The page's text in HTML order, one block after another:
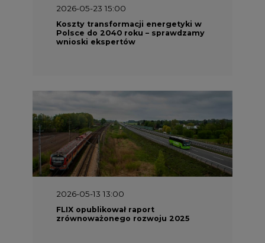
2026-05-23 15:00
Koszty transformacji energetyki w
Polsce do 2040 roku – sprawdzamy
wnioski ekspertów
2026-05-13 13:00
FLIX opublikował raport
zrównoważonego rozwoju 2025